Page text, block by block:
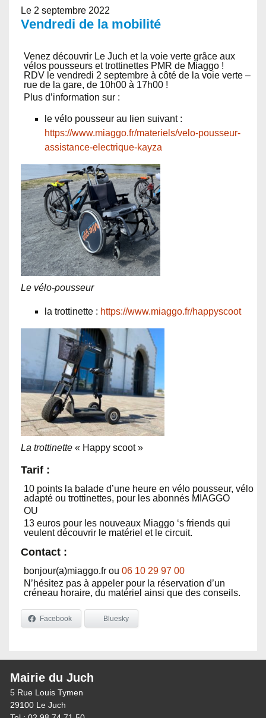
Le 2 septembre 2022
Vendredi de la mobilité
Venez découvrir Le Juch et la voie verte grâce aux
vélos pousseurs et trottinettes PMR de Miaggo !
RDV le vendredi 2 septembre à côté de la voie verte –
rue de la gare, de 10h00 à 17h00 !
Plus d’information sur :
le vélo pousseur au lien suivant :
https://www.miaggo.fr/materiels/velo-pousseur-
assistance-electrique-kayza
Le vélo-pousseur
la trottinette : https://www.miaggo.fr/happyscoot
La trottinette « Happy scoot »
Tarif :
10 points la balade d’une heure en vélo pousseur, vélo
adapté ou trottinettes, pour les abonnés MIAGGO
OU
13 euros pour les nouveaux Miaggo ‘s friends qui
veulent découvrir le matériel et le circuit.
Contact :
bonjour(a)miaggo.fr ou 06 10 29 97 00
N’hésitez pas à appeler pour la réservation d’un
créneau horaire, du matériel ainsi que des conseils.
Facebook Bluesky
Mairie du Juch
5 Rue Louis Tymen
29100 Le Juch